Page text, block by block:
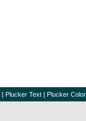
| Plucker Text | Plucker Color